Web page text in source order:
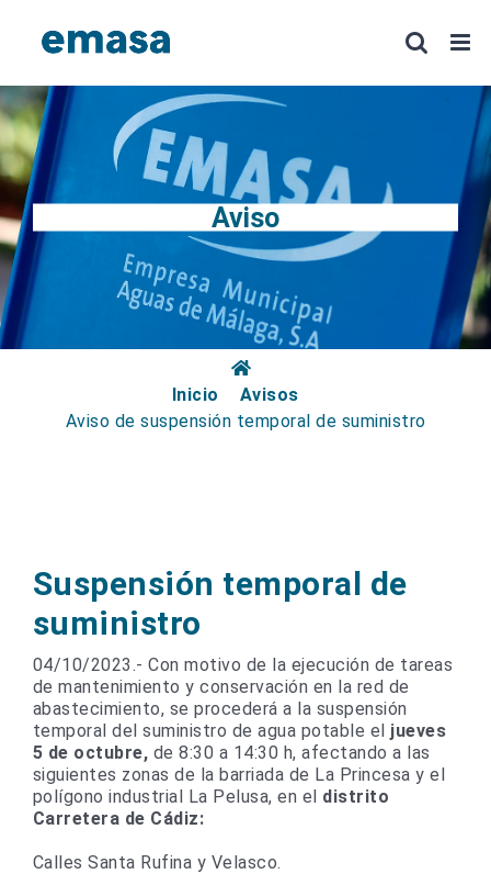
Aviso
Inicio
Avisos
Aviso de suspensión temporal de suministro
Suspensión temporal de
suministro
04/10/2023.- Con motivo de la ejecución de tareas
de mantenimiento y conservación en la red de
abastecimiento, se procederá a la suspensión
temporal del suministro de agua potable el jueves
5 de octubre, de 8:30 a 14:30 h, afectando a las
siguientes zonas de la barriada de La Princesa y el
polígono industrial La Pelusa, en el distrito
Carretera de Cádiz:
Calles Santa Rufina y Velasco.